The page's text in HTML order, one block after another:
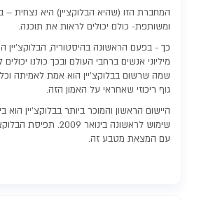
המחברת הזו (שהיא הבלוקציין) היא נצחית –
ומשותפת- כולם יכולים לראות את תוכנה.
כך - בפעם הראשונה בהיסטוריה, הבלוקצ'יין
מיליוני אנשים ברחבי העולם ובכך כולנו
שמה שרשום בבלוקצ'יין הוא אמת לאמיתה
גוף ריכוזי שאחראי על האמון הזה.
היישום הראשון והמוכר ביותר בבלוקצ'יין הוא
שימוש לראשונה בינואר
עם המצאת מטבע זה.